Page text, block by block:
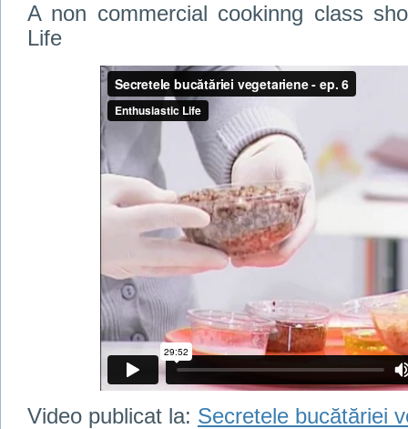
A non commercial cookinng class
Life
Video publicat la: Secretele bucătăriei